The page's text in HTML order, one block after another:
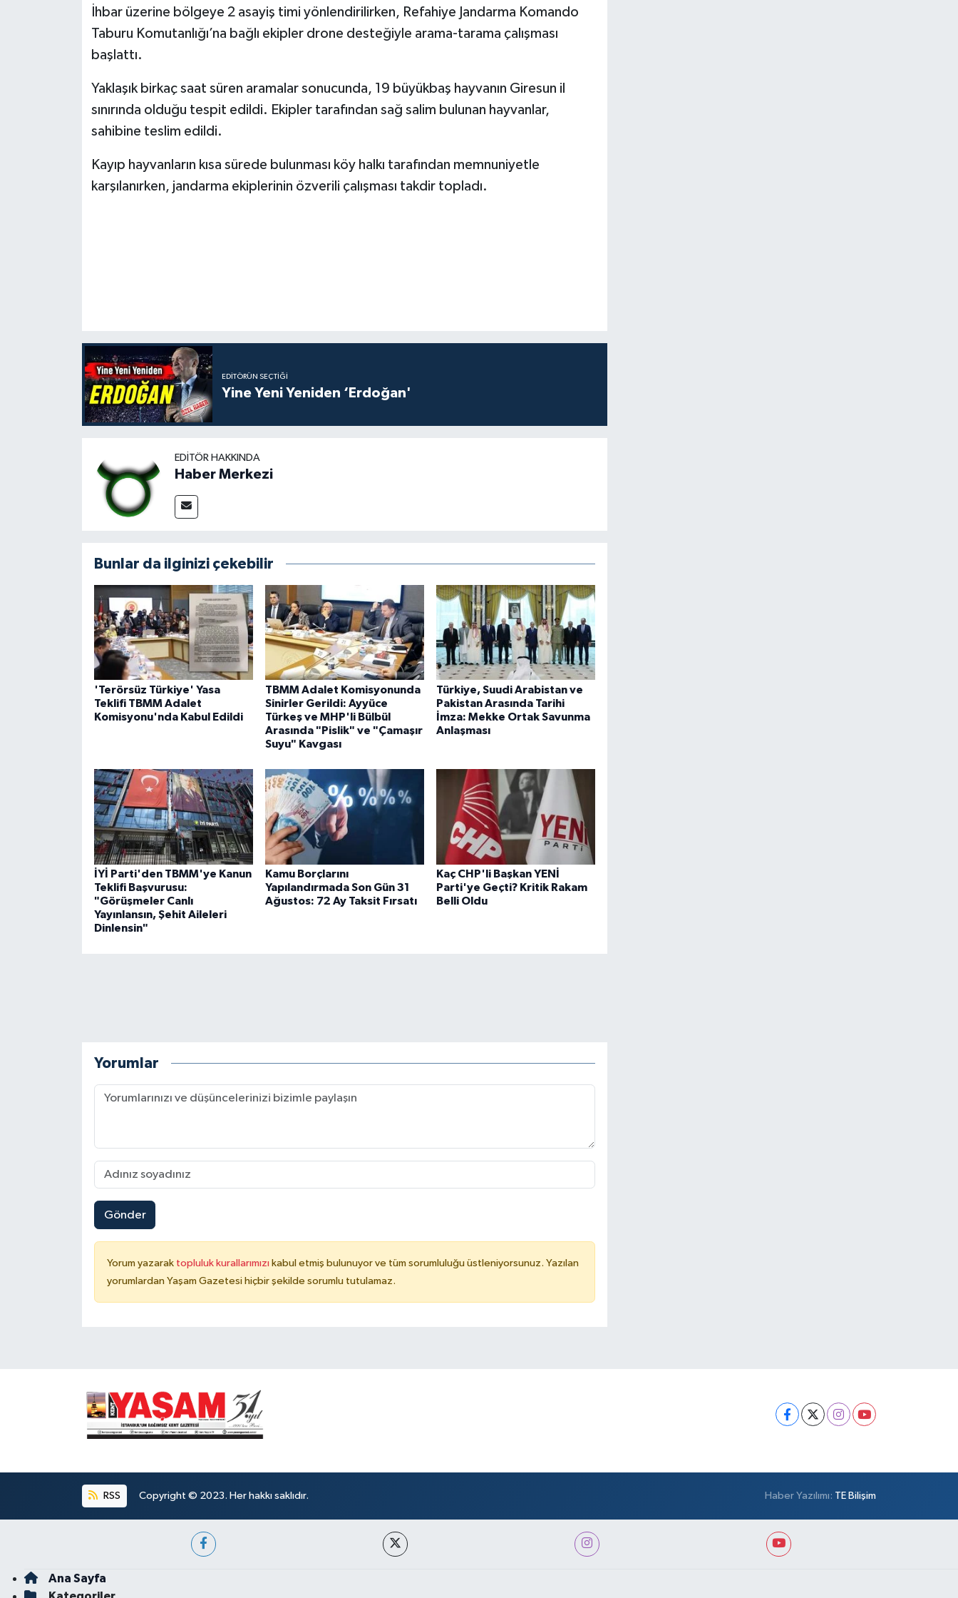
İhbar üzerine bölgeye 2 asayiş timi yönlendirilirken, Refahiye Jandarma Komando
Taburu Komutanlığı’na bağlı ekipler drone desteğiyle arama-tarama çalışması
başlattı.
Yaklaşık birkaç saat süren aramalar sonucunda, 19 büyükbaş hayvanın Giresun il
sınırında olduğu tespit edildi. Ekipler tarafından sağ salim bulunan hayvanlar,
sahibine teslim edildi.
Kayıp hayvanların kısa sürede bulunması köy halkı tarafından memnuniyetle
karşılanırken, jandarma ekiplerinin özverili çalışması takdir topladı.
EDITÖRÜN SEÇTIĞI
Yine Yeni Yeniden ‘Erdoğan'
EDITÖR HAKKINDA
Haber Merkezi
Bunlar da ilginizi çekebilir
'Terörsüz Türkiye' Yasa
Teklifi TBMM Adalet
Komisyonu'nda Kabul Edildi
TBMM Adalet Komisyonunda
Sinirler Gerildi: Ayyüce
Türkeş ve MHP'li Bülbül
Arasında "Pislik" ve "Çamaşır
Suyu" Kavgası
Türkiye, Suudi Arabistan ve
Pakistan Arasında Tarihi
İmza: Mekke Ortak Savunma
Anlaşması
İYİ Parti'den TBMM'ye Kanun
Teklifi Başvurusu:
"Görüşmeler Canlı
Yayınlansın, Şehit Aileleri
Dinlensin"
Kamu Borçlarını
Yapılandırmada Son Gün 31
Ağustos: 72 Ay Taksit Fırsatı
Kaç CHP'li Başkan YENİ
Parti'ye Geçti? Kritik Rakam
Belli Oldu
Yorumlar
Gönder
Yorum yazarak topluluk kurallarımızı kabul etmiş bulunuyor ve tüm sorumluluğu üstleniyorsunuz. Yazılan
yorumlardan Yaşam Gazetesi hiçbir şekilde sorumlu tutulamaz.
RSS Copyright © 2023. Her hakkı saklıdır. Haber Yazılımı: TE Bilişim
Ana Sayfa